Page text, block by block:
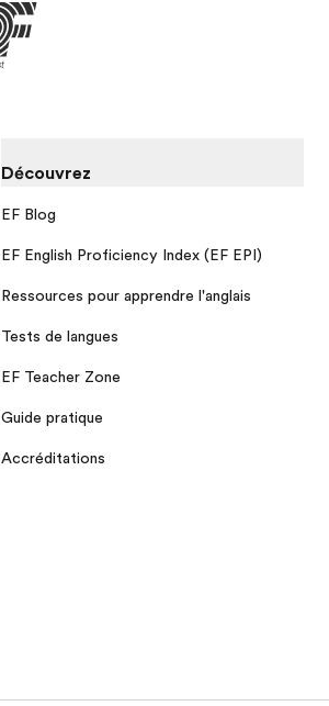
Découvrez
EF Blog
EF English Proficiency Index (EF EPI)
Ressources pour apprendre l'anglais
Tests de langues
EF Teacher Zone
Guide pratique
Accréditations